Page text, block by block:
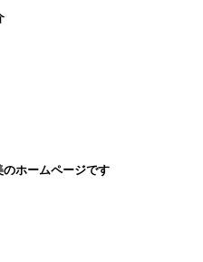
ホームページです